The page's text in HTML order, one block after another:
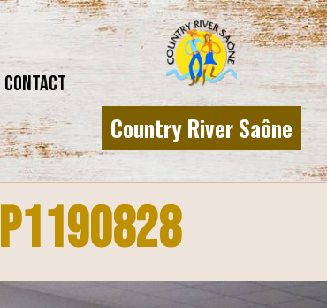
CONTACT
Country River Saône
P1190828